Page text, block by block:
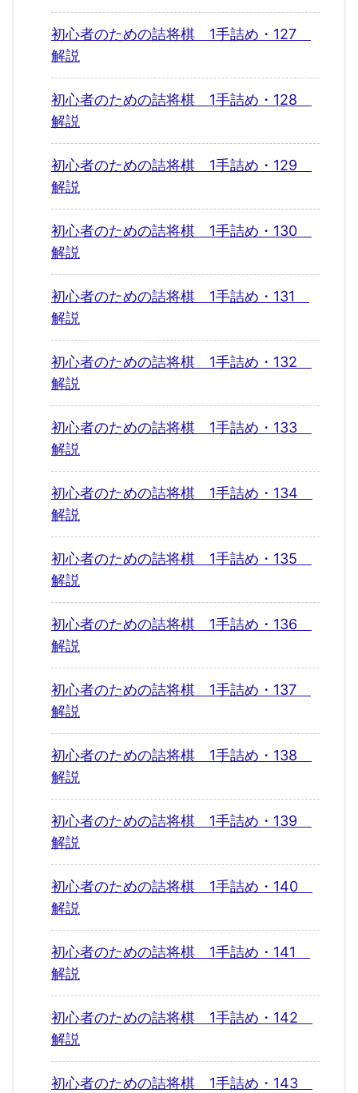
初心者のための詰将棋 1手詰め・127
解説
初心者のための詰将棋 1手詰め・128
解説
初心者のための詰将棋 1手詰め・129
解説
初心者のための詰将棋 1手詰め・130
解説
初心者のための詰将棋 1手詰め・131
解説
初心者のための詰将棋 1手詰め・132
解説
初心者のための詰将棋 1手詰め・133
解説
初心者のための詰将棋 1手詰め・134
解説
初心者のための詰将棋 1手詰め・135
解説
初心者のための詰将棋 1手詰め・136
解説
初心者のための詰将棋 1手詰め・137
解説
初心者のための詰将棋 1手詰め・138
解説
初心者のための詰将棋 1手詰め・139
解説
初心者のための詰将棋 1手詰め・140
解説
初心者のための詰将棋 1手詰め・141
解説
初心者のための詰将棋 1手詰め・142
解説
初心者のための詰将棋 1手詰め・143